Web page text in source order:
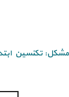
مشکل: تکنسین